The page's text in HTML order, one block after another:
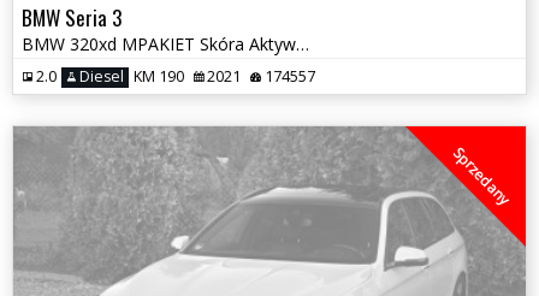
BMW Seria 3
BMW 320xd MPAKIET Skóra Aktywny Tempomat Serwis ASO BMW 100%Bezwypadek
2.0 Diesel KM 190 2021 174557
Sprzedany